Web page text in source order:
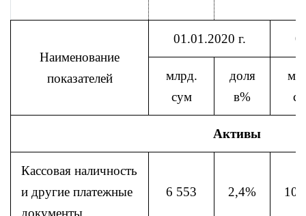
Наименование
показателей
01.01.2020 г.
млрд.
сум
доля
в%
Активы
Кассовая наличность
и другие платежные
6 553 2,4% 10